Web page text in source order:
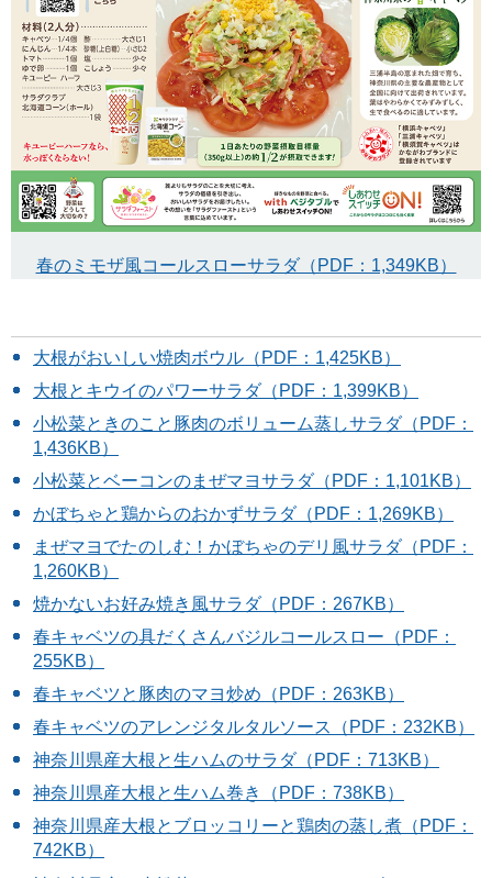
春のミモザ風コールスローサラダ（PDF：1,349KB）
大根がおいしい焼肉ボウル（PDF：1,425KB）
大根とキウイのパワーサラダ（PDF：1,399KB）
小松菜ときのこと豚肉のボリューム蒸しサラダ（PDF：
1,436KB）
小松菜とベーコンのまぜマヨサラダ（PDF：1,101KB）
かぼちゃと鶏からのおかずサラダ（PDF：1,269KB）
まぜマヨでたのしむ！かぼちゃのデリ風サラダ（PDF：
1,260KB）
焼かないお好み焼き風サラダ（PDF：267KB）
春キャベツの具だくさんバジルコールスロー（PDF：
255KB）
春キャベツと豚肉のマヨ炒め（PDF：263KB）
春キャベツのアレンジタルタルソース（PDF：232KB）
神奈川県産大根と生ハムのサラダ（PDF：713KB）
神奈川県産大根と生ハム巻き（PDF：738KB）
神奈川県産大根とブロッコリーと鶏肉の蒸し煮（PDF：
742KB）